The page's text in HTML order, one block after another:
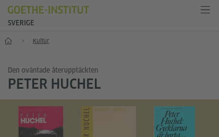
SVERIGE
Start Kultur
Den oväntade återupptäckten
PETER HUCHEL